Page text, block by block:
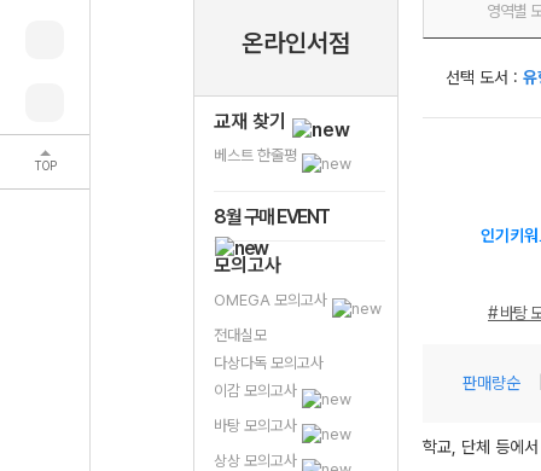
TOP
온라인서점
교재 찾기
베스트 한줄평
8월 구매 EVENT
모의고사
OMEGA 모의고사
전대실모
다상다독 모의고사
이감 모의고사
바탕 모의고사
상상 모의고사
영역별
선택 도서 : 유
인기키
# 바탕
판매량순
학교, 단체 등에